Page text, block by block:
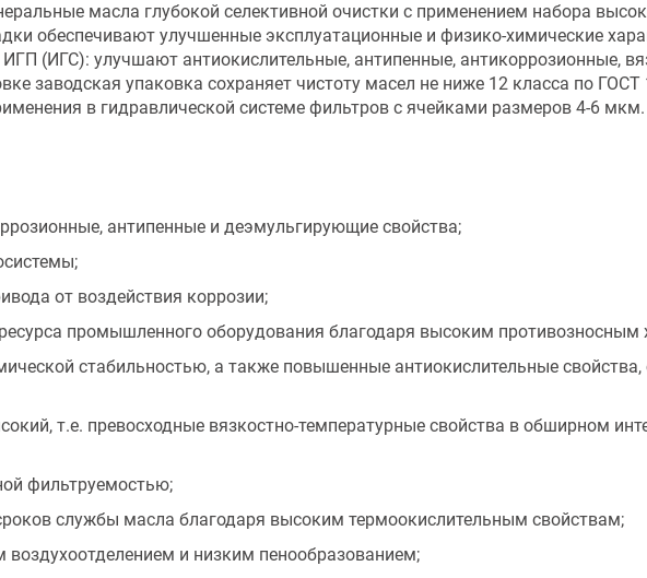
масла глубокой селективной очистки с применением набора
обеспечивают улучшенные эксплуатационные и физико-химические
(ИГС): улучшают антиокислительные, антипенные, антикоррозионные,
заводская упаковка сохраняет чистоту масел не ниже 12 класса по
в гидравлической системе фильтров с ячейками размеров 4-6 мкм.
антипенные и деэмульгирующие свойства;
от воздействия коррозии;
промышленного оборудования благодаря высоким противозносным
стабильностью, а также повышенные антиокислительные
т.е. превосходные вязкостно-температурные свойства в обширном
фильтруемостью;
службы масла благодаря высоким термоокислительным свойствам;
воздухоотделением и низким пенообразованием;